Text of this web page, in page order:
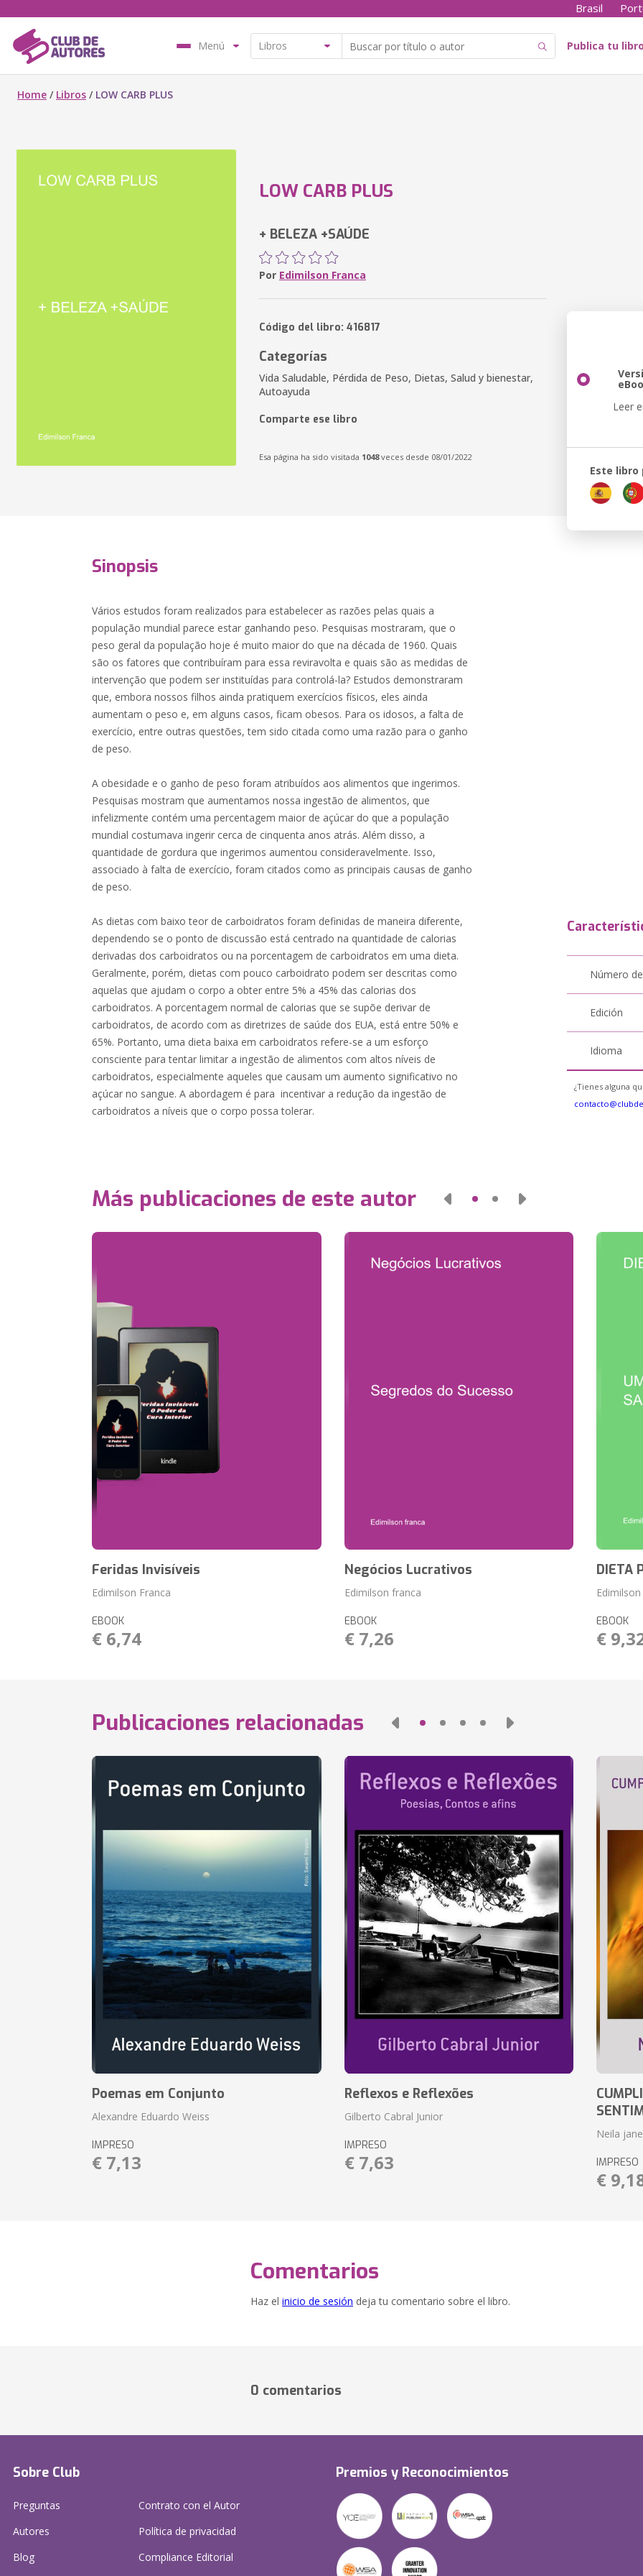
Brasil
Menú Publica tu
Home / Libros / LOW CARB PLUS
LOW CARB PLUS
+ BELEZA +SAÚDE
Por Edimilson Franca
Código del libro: 416817
Categorías
Vida Saludable, Pérdida de Peso, Dietas, Salud y bienestar,
Autoayuda
Comparte ese libro
Esa página ha sido visitada 1048veces desde 08/01/2022
Leer
Este libro
Sinopsis
Vários estudos foram realizados para estabelecer as razões pelas quais a
população mundial parece estar ganhando peso. Pesquisas mostraram, que o
peso geral da população hoje é muito maior do que na década de 1960. Quais
são os fatores que contribuíram para essa reviravolta e quais são as medidas de
intervenção que podem ser instituídas para controlá-la? Estudos demonstraram
que, embora nossos filhos ainda pratiquem exercícios físicos, eles ainda
aumentam o peso e, em alguns casos, ficam obesos. Para os idosos, a falta de
exercício, entre outras questões, tem sido citada como uma razão para o ganho
de peso.
A obesidade e o ganho de peso foram atribuídos aos alimentos que ingerimos.
Pesquisas mostram que aumentamos nossa ingestão de alimentos, que
infelizmente contém uma percentagem maior de açúcar do que a população
mundial costumava ingerir cerca de cinquenta anos atrás. Além disso, a
quantidade de gordura que ingerimos aumentou consideravelmente. Isso,
associado à falta de exercício, foram citados como as principais causas de ganho
de peso.
As dietas com baixo teor de carboidratos foram definidas de maneira diferente,
dependendo se o ponto de discussão está centrado na quantidade de calorias
derivadas dos carboidratos ou na porcentagem de carboidratos em uma dieta.
Geralmente, porém, dietas com pouco carboidrato podem ser descritas como
aquelas que ajudam o corpo a obter entre 5% a 45% das calorias dos
carboidratos. A porcentagem normal de calorias que se supõe derivar de
carboidratos, de acordo com as diretrizes de saúde dos EUA, está entre 50% e
65%. Portanto, uma dieta baixa em carboidratos refere-se a um esforço
consciente para tentar limitar a ingestão de alimentos com altos níveis de
carboidratos, especialmente aqueles que causam um aumento significativo no
açúcar no sangue. A abordagem é para incentivar a redução da ingestão de
carboidratos a níveis que o corpo possa tolerar.
Número
Edición
Idioma
¿Tienes alguna
Más publicaciones de este autor
Feridas Invisíveis
Edimilson Franca
EBOOK
€ 6,74
Negócios Lucrativos
Edimilson franca
EBOOK
€ 7,26
DIETA
EBOOK
€
Publicaciones relacionadas
Poemas em Conjunto
Alexandre Eduardo Weiss
IMPRESO
€ 7,13
Reflexos e Reflexões
Gilberto Cabral Junior
IMPRESO
€ 7,63
Neila
IMPRESO
€
Comentarios
Haz el inicio de sesión deja tu comentario sobre el libro.
0 comentarios
Sobre Club
Preguntas
Autores
Blog
Contrato con el Autor
Política de privacidad
Compliance Editorial
Premios y Reconocimientos